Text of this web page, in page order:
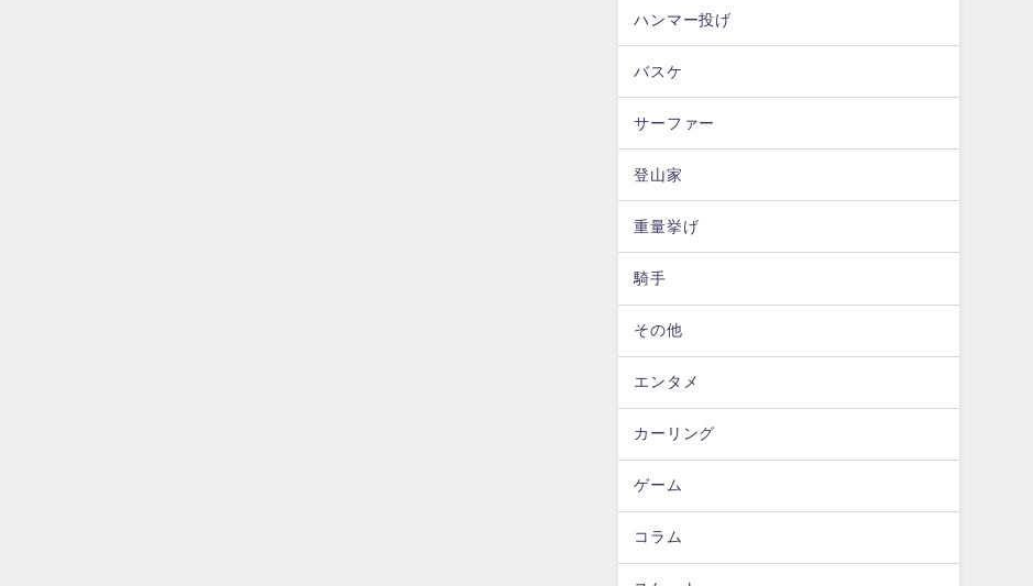
ハンマー投げ
バスケ
サーファー
登山家
重量挙げ
騎手
その他
エンタメ
カーリング
ゲーム
コラム